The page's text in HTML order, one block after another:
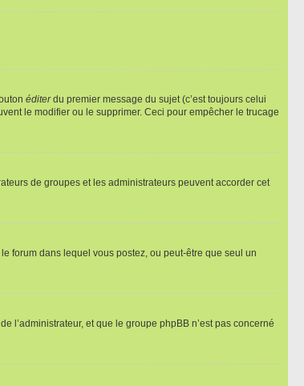
éditerdu premier message du sujet (c’est toujours celui
le modifier ou le supprimer. Ceci pour empêcher le trucage
de groupes et les administrateurs peuvent accorder cet
forum dans lequel vous postez, ou peut-être que seul un
l’administrateur, et que le groupe phpBB n’est pas concerné